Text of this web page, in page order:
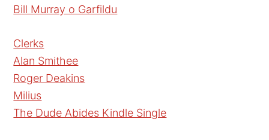
Bill Murray o Garfildu
Clerks
Alan Smithee
Roger Deakins
Milius
The Dude Abides Kindle Single